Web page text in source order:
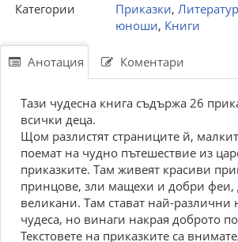
Категории
Приказки,
юноши, Книги
Анотация Коментари
Тази чудесна книга съдържа 26
всички деца.
Щом разлистят страниците й,
поемат на чудно пътешествие из
приказките. Там живеят красиви
принцове, зли мащехи и добри феи,
великани. Там стават най-
чудеса, но винаги накрая доброто
Текстовете на приказките са